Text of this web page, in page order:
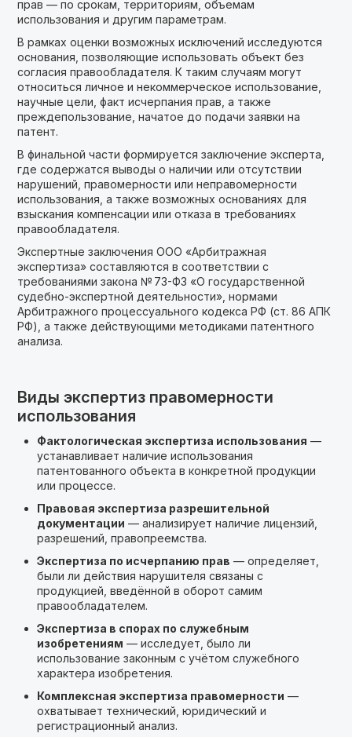
прав — по срокам, территориям, объемам
использования и другим параметрам.
В рамках оценки возможных исключений исследуются
основания, позволяющие использовать объект без
согласия правообладателя. К таким случаям могут
относиться личное и некоммерческое использование,
научные цели, факт исчерпания прав, а также
преждепользование, начатое до подачи заявки на
патент.
В финальной части формируется заключение эксперта,
где содержатся выводы о наличии или отсутствии
нарушений, правомерности или неправомерности
использования, а также возможных основаниях для
взыскания компенсации или отказа в требованиях
правообладателя.
Экспертные заключения ООО «Арбитражная
экспертиза» составляются в соответствии с
требованиями закона № 73-ФЗ «О государственной
судебно-экспертной деятельности», нормами
Арбитражного процессуального кодекса РФ (ст. 86 АПК
РФ), а также действующими методиками патентного
анализа.
Виды экспертиз правомерности
использования
Фактологическая экспертиза использования —
устанавливает наличие использования
патентованного объекта в конкретной продукции
или процессе.
Правовая экспертиза разрешительной
документации — анализирует наличие лицензий,
разрешений, правопреемства.
Экспертиза по исчерпанию прав — определяет,
были ли действия нарушителя связаны с
продукцией, введённой в оборот самим
правообладателем.
Экспертиза в спорах по служебным
изобретениям — исследует, было ли
использование законным с учётом служебного
характера изобретения.
Комплексная экспертиза правомерности —
охватывает технический, юридический и
регистрационный анализ.